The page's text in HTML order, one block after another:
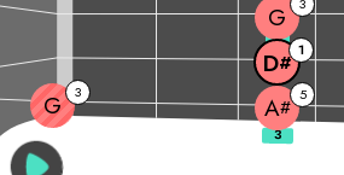
G 3
A# 5
D# 1
G
3